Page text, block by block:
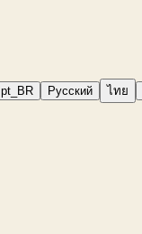
pt_BR Русский ไทย